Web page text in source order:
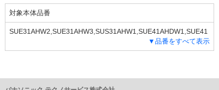
対象本体品番
SUE31AHW2,SUE31AHW3,SUS31AHW1,SUE41AHDW1,SUE41
AHDW2,SUE41AHW1,SUE41AHW2,SUE41AHW3,SUS41AHW1,
SUE73AHWL,SUE73AHWR,SUS53AHW,SUS54AHW,SUS67AH
▼品番をすべて表示